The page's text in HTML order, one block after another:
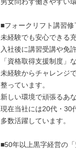
■フォークリフト講習修
未経験でも安心できる
入社後に講習受講や免
「資格取得支援制度」な
未経験からチャレンジ
整っています。
新しい環境で頑張るあ
現在当社には20代・30
多数活躍しています。
■50年以上黒字経営の